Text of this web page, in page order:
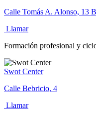
Calle Tomás A. Alonso, 13
Llamar
Formación profesional y
Swot Center
Calle Bebricio, 4
Llamar